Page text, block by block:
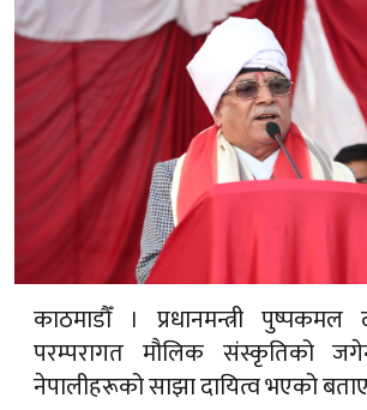
काठमाडौँ । प्रधानमन्त्री पुष्पकमल
परम्परागत मौलिक संस्कृतिको
नेपालीहरूको साझा दायित्व भएको